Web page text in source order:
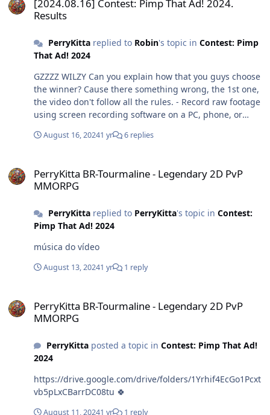
[2024.08.16] Contest: Pimp That Ad! 2024.
Results
PerryKittareplied to Robin's topic in Contest: Pimp
That Ad! 2024
GZZZZ WILZY Can you explain how that you guys choose
the winner? Cause there something wrong, the 1st one,
the video don't follow all the rules. - Record raw footage
using screen recording software on a PC, phone, or
and UI elements (nicknames, levels, guilds, damage,
video show us in some parts the damage and the
healing.
August 16, 20241 yr 6 replies
PerryKitta BR-Tourmaline - Legendary 2D PvP
MMORPG
PerryKittareplied to PerryKitta's topic in Contest:
Pimp That Ad! 2024
música do vídeo
August 13, 20241 yr 1 reply
PerryKitta BR-Tourmaline - Legendary 2D PvP
MMORPG
PerryKittaposted a topic in Contest: Pimp That Ad!
2024
https://drive.google.com/drive/folders/1Yrhif4EcGo1Pcxt
vb5pLxCBarrDC08tu 🍀
August 11, 20241 yr 1 reply